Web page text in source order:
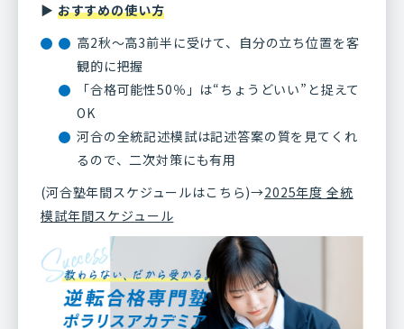
▶ おすすめの使い方
高2秋〜高3前半に受けて、自分の立ち位置を客
観的に把握
「合格可能性50％」は“ちょうどいい”と捉えて
OK
河合の全統記述模試は記述答案の質を見てくれ
るので、二次対策にも有用
(河合塾年間スケジュールはこちら)→2025年度 全統
模試年間スケジュール